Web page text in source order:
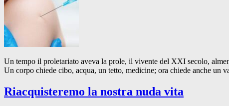
Un tempo il proletariato aveva la prole, il vivente del XXI secolo,
Un corpo chiede cibo, acqua, un tetto, medicine; ora chiede anche un
Riacquisteremo la nostra nuda vita